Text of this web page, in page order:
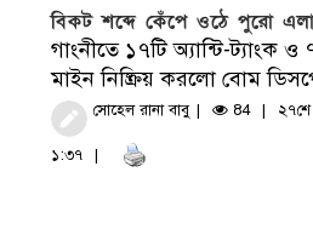
বিকট শব্দে কেঁপে ওঠে পুরো
গাংনীতে ১৭টি অ্যান্টি-ট্যাংক ও
মাইন নিষ্ক্রিয় করলো বোম
সোহেল রানা বাবু 84 ২৭শে
১:৩৭